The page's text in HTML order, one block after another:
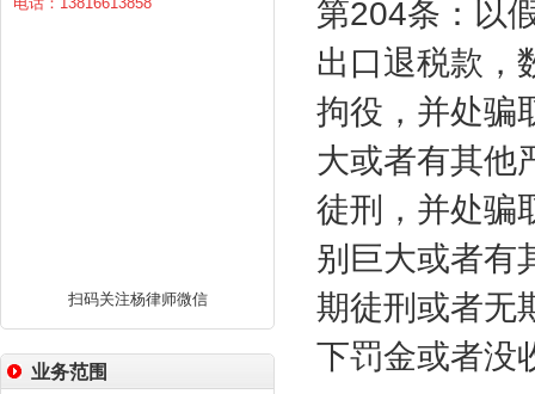
扫码关注杨律师微信
业务范围
第204条：以
出口退税款，
拘役，并处骗
大或者有其他
徒刑，并处骗
别巨大或者有
期徒刑或者无
下罚金或者没